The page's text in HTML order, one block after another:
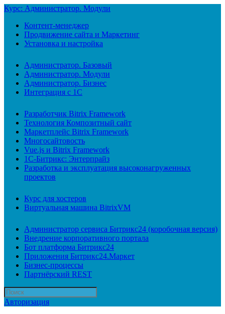
Курс: Администратор. Модули
Контент-менеджер
Продвижение сайта и Маркетинг
Установка и настройка
Администратор. Базовый
Администратор. Модули
Администратор. Бизнес
Интеграция с 1С
Разработчик Bitrix Framework
Технология Композитный сайт
Маркетплейс Bitrix Framework
Многосайтовость
Vue.js и Bitrix Framework
1С-Битрикс: Энтерпрайз
Разработка и эксплуатация высоконагруженных
проектов
Курс для хостеров
Виртуальная машина BitrixVM
Администратор сервиса Битрикс24 (коробочная версия)
Внедрение корпоративного портала
Бот платформа Битрикс24
Приложения Битрикс24.Маркет
Бизнес-процессы
Партнёрский REST
Авторизация